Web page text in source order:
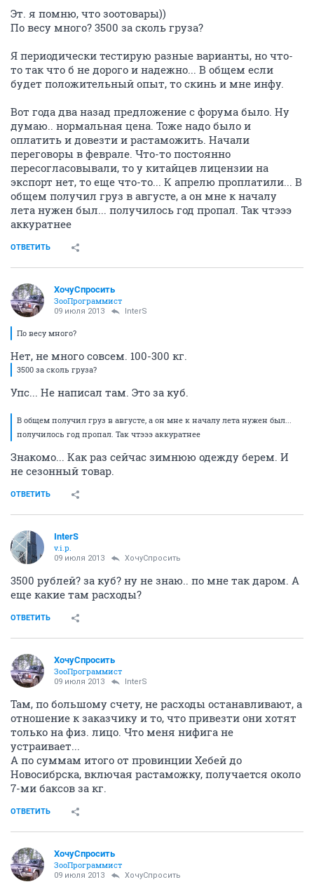
Эт. я помню, что зоотовары))
По весу много? 3500 за сколь груза?
Я периодически тестирую разные варианты, но что-
то так что б не дорого и надежно... В общем если
будет положительный опыт, то скинь и мне инфу.
Вот года два назад предложение с форума было. Ну
думаю.. нормальная цена. Тоже надо было и
оплатить и довезти и растаможить. Начали
переговоры в феврале. Что-то постоянно
пересогласовывали, то у китайцев лицензии на
экспорт нет, то еще что-то... К апрелю проплатили... В
общем получил груз в августе, а он мне к началу
лета нужен был... получилось год пропал. Так чтэээ
аккуратнее
ОТВЕТИТЬ
ХочуСпросить
ЗооПрограммист
09 июля 2013 InterS
По весу много?
Нет, не много совсем. 100-300 кг.
3500 за сколь груза?
Упс... Не написал там. Это за куб.
В общем получил груз в августе, а он мне к началу лета нужен был...
получилось год пропал. Так чтэээ аккуратнее
Знакомо... Как раз сейчас зимнюю одежду берем. И
не сезонный товар.
ОТВЕТИТЬ
InterS
v.i.p.
09 июля 2013 ХочуСпросить
3500 рублей? за куб? ну не знаю.. по мне так даром. А
еще какие там расходы?
ОТВЕТИТЬ
ХочуСпросить
ЗооПрограммист
09 июля 2013 InterS
Там, по большому счету, не расходы останавливают, а
отношение к заказчику и то, что привезти они хотят
только на физ. лицо. Что меня нифига не
устраивает...
А по суммам итого от провинции Хебей до
Новосибрска, включая растаможку, получается около
7-ми баксов за кг.
ОТВЕТИТЬ
ХочуСпросить
ЗооПрограммист
09 июля 2013 ХочуСпросить